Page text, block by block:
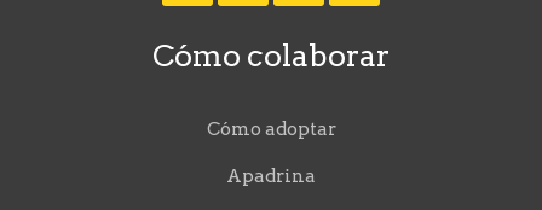
Cómo colaborar
Cómo adoptar
Apadrina